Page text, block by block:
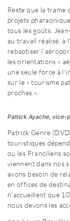
Reste que la trame
projets
tous les goûts.
au travail réalisé, à
rebaptiser
les orientations «
une seule force à
sur le « tourisme
proches ».
Patrick Ayache, vice-
Patrick Genre
touristiques
ou les Franciliens
viennent dans nos
avons besoin de
en offices de
n'accueillent que
nous devons les